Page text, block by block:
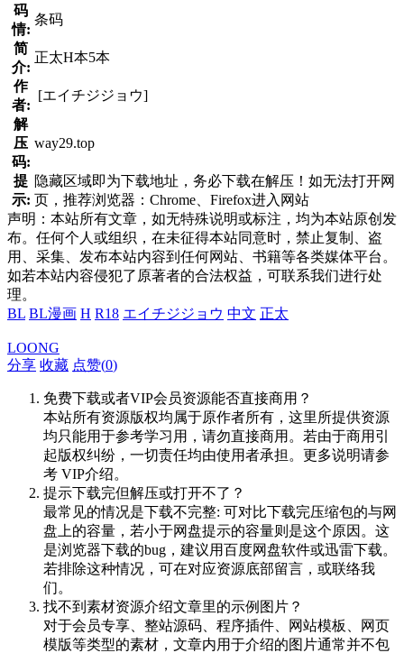
码
情:
条码
简
介:
正太H本5本
作
者:
[エイチジジョウ]
解
压
码:
way29.top
提
示:
隐藏区域即为下载地址，务必下载在解压！如无法打开网
页，推荐浏览器：Chrome、Firefox进入网站
声明：本站所有文章，如无特殊说明或标注，均为本站原创发
布。任何个人或组织，在未征得本站同意时，禁止复制、盗
用、采集、发布本站内容到任何网站、书籍等各类媒体平台。
如若本站内容侵犯了原著者的合法权益，可联系我们进行处
理。
BL BL漫画 H R18 エイチジジョウ 中文 正太
LOONG
分享 收藏 点赞(0)
免费下载或者VIP会员资源能否直接商用？
本站所有资源版权均属于原作者所有，这里所提供资源
均只能用于参考学习用，请勿直接商用。若由于商用引
起版权纠纷，一切责任均由使用者承担。更多说明请参
考 VIP介绍。
提示下载完但解压或打开不了？
最常见的情况是下载不完整: 可对比下载完压缩包的与网
盘上的容量，若小于网盘提示的容量则是这个原因。这
是浏览器下载的bug，建议用百度网盘软件或迅雷下载。
若排除这种情况，可在对应资源底部留言，或联络我
们。
找不到素材资源介绍文章里的示例图片？
对于会员专享、整站源码、程序插件、网站模板、网页
模版等类型的素材，文章内用于介绍的图片通常并不包